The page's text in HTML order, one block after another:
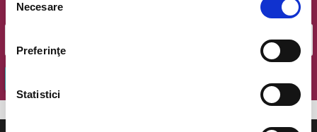
consimțământului
Necesare
Preferinţe
Statistici
Email